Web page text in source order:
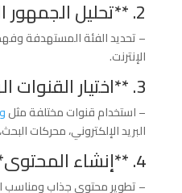
2. **تحليل الجمهور المستهدف**
– تحديد الفئة المستهدفة
الإنترنت.
3. **اختيار القنوات الرقمية**
– استخدام قنوات مختلفة مثل
البريد الإلكتروني، محركات
4. **إنشاء المحتوى**
– تطوير محتوى جذاب ومناسب